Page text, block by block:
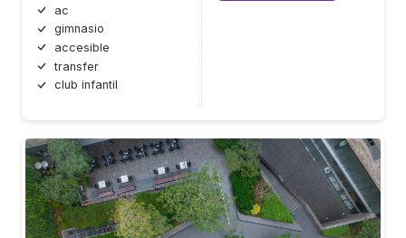
ac
gimnasio
accesible
transfer
club infantil